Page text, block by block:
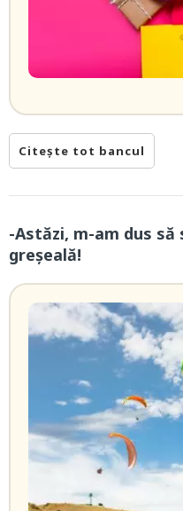
Citește tot bancul
-Astăzi, m-am dus
greșeală!